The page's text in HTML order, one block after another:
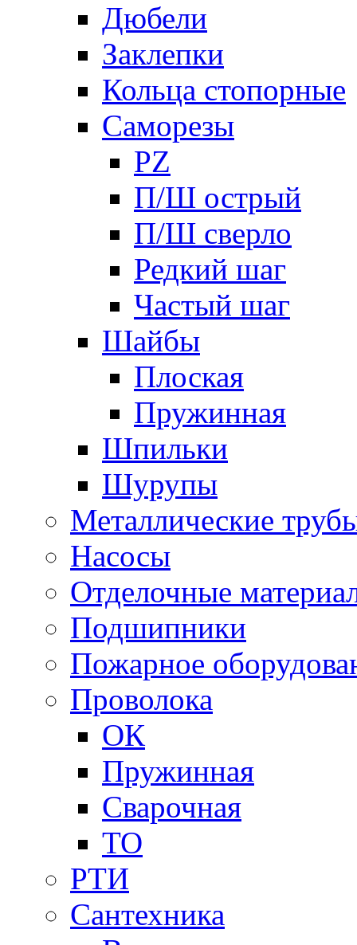
Дюбели
Заклепки
Кольца стопорные
Саморезы
PZ
П/Ш острый
П/Ш сверло
Редкий шаг
Частый шаг
Шайбы
Плоская
Пружинная
Шпильки
Шурупы
Металлические
Насосы
Отделочные
Подшипники
Пожарное
Проволока
ОК
Пружинная
Сварочная
ТО
РТИ
Сантехника